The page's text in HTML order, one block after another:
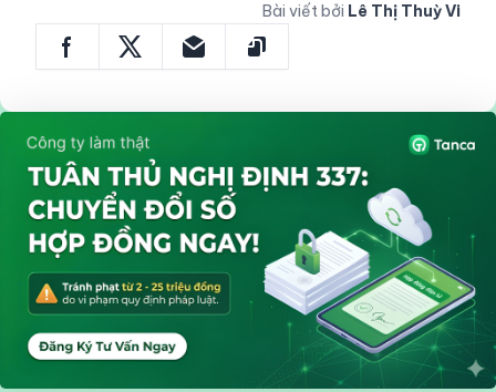
Bài viết bởi Lê Thị Thuỳ Vi